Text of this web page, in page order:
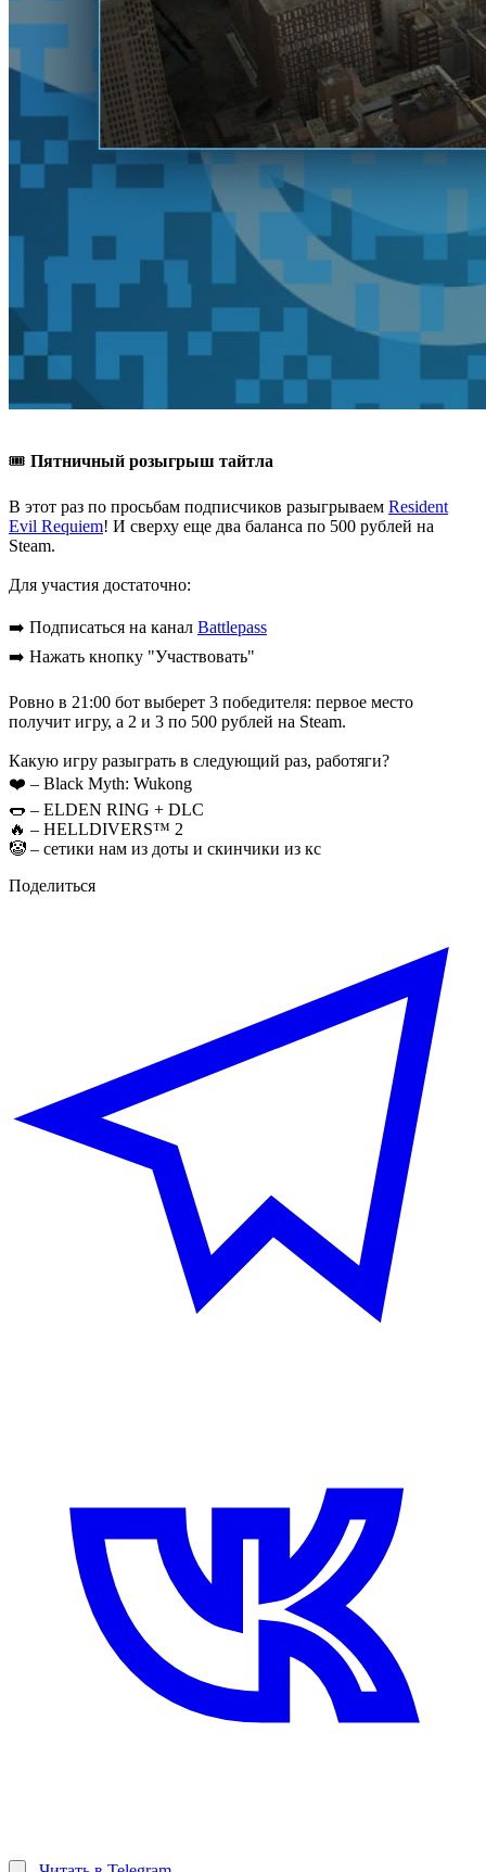
🎟 Пятничный розыгрыш тайтла
В этот раз по просьбам подписчиков разыгрываем Resident
Evil Requiem! И сверху еще два баланса по 500 рублей на
Steam.
Для участия достаточно:
➡️ Подписаться на канал Battlepass
➡️ Нажать кнопку "Участвовать"
Ровно в 21:00 бот выберет 3 победителя: первое место
получит игру, а 2 и 3 по 500 рублей на Steam.
Какую игру разыграть в следующий раз, работяги?
❤️ – Black Myth: Wukong
🌭 – ELDEN RING + DLC
🔥 – HELLDIVERS™ 2
🤡 – сетики нам из доты и скинчики из кс
Поделиться